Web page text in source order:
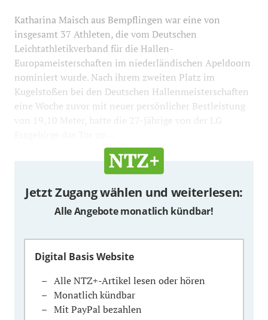
Katharina Maisch aus Bempflingen war eine von
insgesamt 37 Athleten, die vom Deutschen
Leichtathletikverband für die Hallen-
Europameisterschaften im niederländischen Apeldoorn
nominiert wurde. Nach ihrem zweiten Platz im
Kugelstoßen bei den Deutschen Hallenmeisterschaften
eine Woche zuvor mit neuer persönlicher Bestleistung
von 19,10 Meter, hatte die 27-Jährige von der LG
Jetzt Zugang wählen und weiterlesen:
Alle Angebote monatlich kündbar!
Digital Basis Website
Alle NTZ+-Artikel lesen oder hören
Monatlich kündbar
Mit PayPal bezahlen